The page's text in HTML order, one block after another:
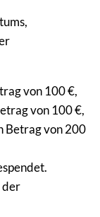
von 100 €,
von 100 €,
Betrag von 200
der